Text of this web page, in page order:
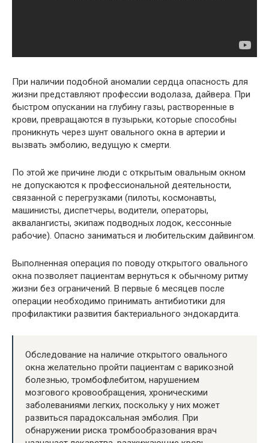
При наличии подобной аномалии сердца опасность для
жизни представляют профессии водолаза, дайвера. При
быстром опускании на глубину газы, растворенные в
крови, превращаются в пузырьки, которые способны
проникнуть через шунт овального окна в артерии и
вызвать эмболию, ведущую к смерти.
По этой же причине люди с открытым овальным окном
не допускаются к профессиональной деятельности,
связанной с перегрузками (пилоты, космонавты,
машинисты, диспетчеры, водители, операторы,
аквалангисты, экипаж подводных лодок, кессонные
рабочие). Опасно заниматься и любительским дайвингом.
Выполненная операция по поводу открытого овального
окна позволяет пациентам вернуться к обычному ритму
жизни без ограничений. В первые 6 месяцев после
операции необходимо принимать антибиотики для
профилактики развития бактериального эндокардита.
Обследование на наличие открытого овального
окна желательно пройти пациентам с варикозной
болезнью, тромбофлебитом, нарушением
мозгового кровообращения, хроническими
заболеваниями легких, поскольку у них может
развиться парадоксальная эмболия. При
обнаружении риска тромбообразования врач